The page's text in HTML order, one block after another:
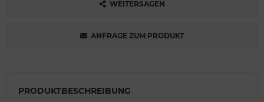
WEITERSAGEN
ANFRAGE ZUM PRODUKT
PRODUKTBESCHREIBUNG